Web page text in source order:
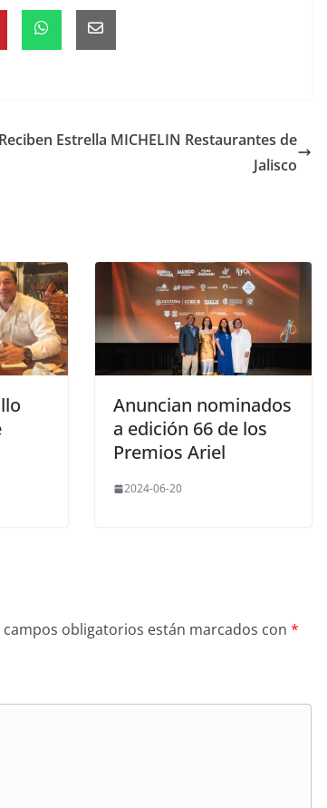
Reciben Estrella MICHELIN Restaurantes de
Jalisco
Anuncian nominados
a edición 66 de los
Premios Ariel
2024-06-20
campos obligatorios están marcados con *